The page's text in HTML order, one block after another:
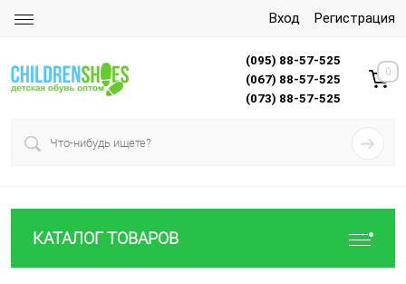
Вход Регистрация
(095) 88-57-525
(067) 88-57-525
(073) 88-57-525
0
КАТАЛОГ ТОВАРОВ